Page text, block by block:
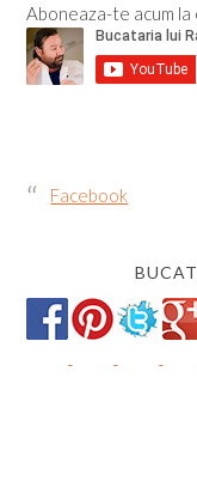
Aboneaza-te acum la
Facebook